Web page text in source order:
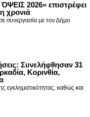
2026» επιστρέφει
χρονιά
συνεργασία με τον Δήμο
Συνελήφθησαν 31
Κορινθία,
εγκληματικότητας, καθώς και